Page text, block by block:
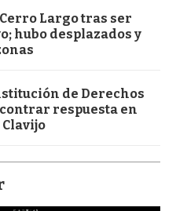
Largo tras ser
hubo desplazados y
de Derechos
respuesta en